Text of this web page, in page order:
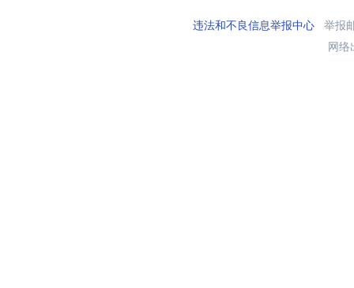
违法和不良信息举报中心举报
网